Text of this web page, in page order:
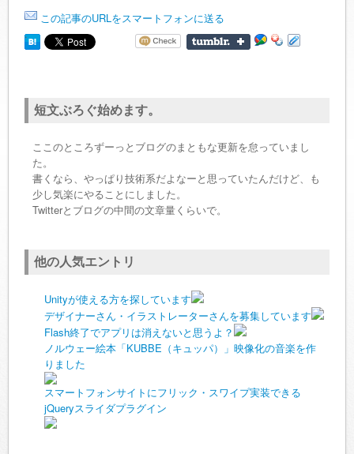
この記事のURLをスマートフォンに送る
短文ぶろぐ始めます。
ここのところずーっとブログのまともな更新を怠っていまし
た。
書くなら、やっぱり技術系だよなーと思っていたんだけど、も
少し気楽にやることにしました。
Twitterとブログの中間の文章量くらいで。
他の人気エントリ
Unityが使える方を探しています
デザイナーさん・イラストレーターさんを募集しています
Flash終了でアプリは消えないと思うよ？
ノルウェー絵本「KUBBE（キュッパ）」映像化の音楽を作
りました
スマートフォンサイトにフリック・スワイプ実装できる
jQueryスライダプラグイン